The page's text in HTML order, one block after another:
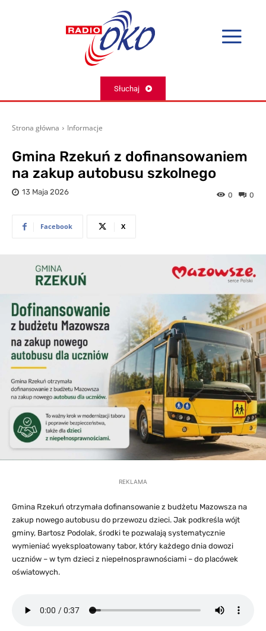
Słuchaj
Strona główna Informacje
Gmina Rzekuń z dofinansowaniem
na zakup autobusu szkolnego
13 Maja 2026 0
0
Facebook X
REKLAMA
Gmina Rzekuń otrzymała dofinansowanie z budżetu Mazowsza na
zakup nowego autobusu do przewozu dzieci. Jak podkreśla wójt
gminy, Bartosz Podolak, środki te pozwalają systematycznie
wymieniać wyeksploatowany tabor, który każdego dnia dowozi
uczniów – w tym dzieci z niepełnosprawnościami – do placówek
oświatowych.